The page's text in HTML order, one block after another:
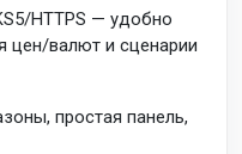
HTTPS — удобно
цен/валют и сценарии
простая панель,